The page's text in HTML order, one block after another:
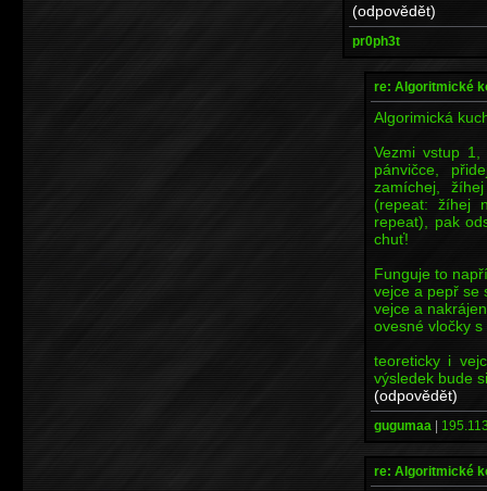
(odpovědět)
pr0ph3t
re: Algoritmické
Algorimická
Vezmi vstup
pánvičce,
zamíchej,
(repeat: žíhej
repeat), pak
chuť!
Funguje to
vejce a pepř se
vejce a
ovesné vločky s
teoreticky i
výsledek bude
(odpovědět)
gugumaa |
re: Algoritmické